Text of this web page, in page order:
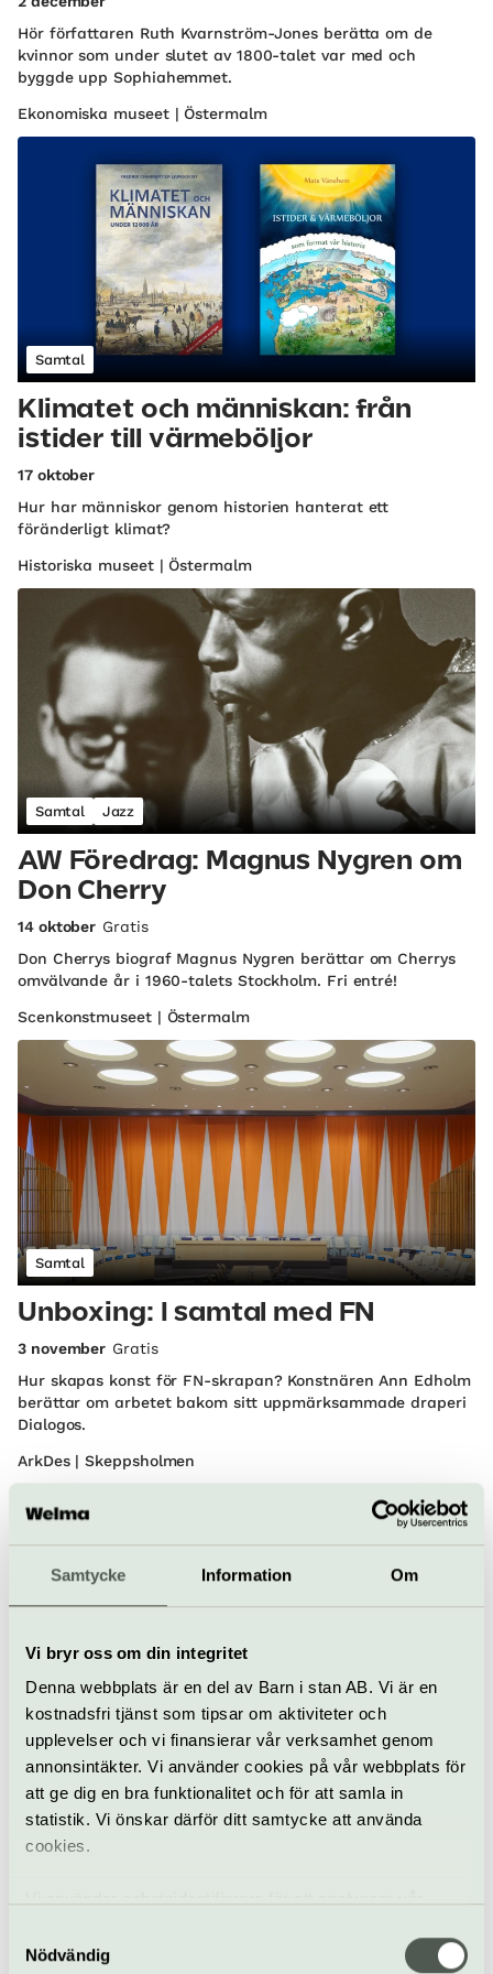
Samtycke Information Om
Vi bryr oss om din integritet
Denna webbplats är en del av Barn i stan AB. Vi är en
kostnadsfri tjänst som tipsar om aktiviteter och
upplevelser och vi finansierar vår verksamhet genom
annonsintäkter. Vi använder cookies på vår webbplats för
att ge dig en bra funktionalitet och för att samla in
statistik. Vi önskar därför ditt samtycke att använda
cookies.
samt tillhandahålla funktioner för sociala medier. Vi
Nödvändig
Hör författaren Ruth Kvarnström-Jones berätta om de
kvinnor som under slutet av 1800-talet var med och
byggde upp Sophiahemmet.
Ekonomiska museet | Östermalm
Samtal
Klimatet och människan: från
istider till värmeböljor
17 oktober
Hur har människor genom historien hanterat ett
föränderligt klimat?
Historiska museet | Östermalm
Samtal Jazz
AW Föredrag: Magnus Nygren om
Don Cherry
14 oktober Gratis
Don Cherrys biograf Magnus Nygren berättar om Cherrys
omvälvande år i 1960-talets Stockholm. Fri entré!
Scenkonstmuseet | Östermalm
Samtal
Unboxing: I samtal med FN
3 november Gratis
Hur skapas konst för FN-skrapan? Konstnären Ann Edholm
berättar om arbetet bakom sitt uppmärksammade draperi
Dialogos.
ArkDes | Skeppsholmen
Samtal Kreativt skapande
Handgjord högtid
14 oktober
Inspireras att skapa vackra dekorationer till årets olika
högtider tillsammans med Kerstin Neumüller.